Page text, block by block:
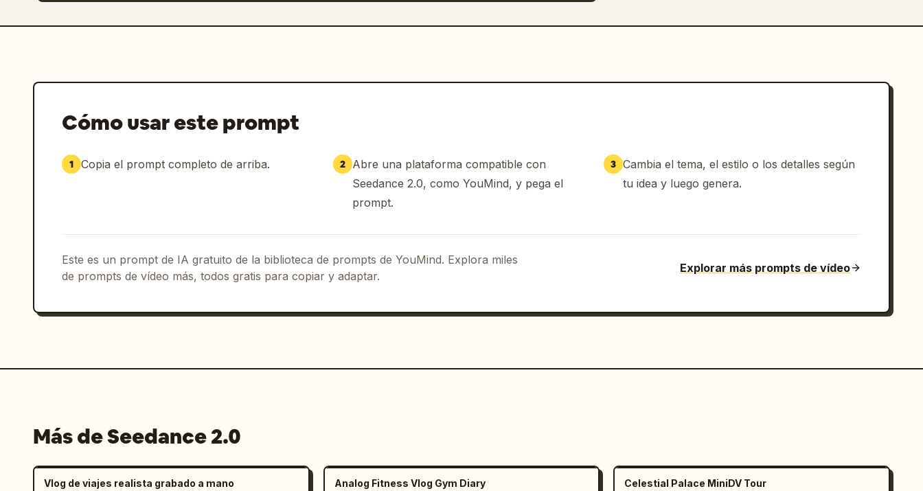
— Mirando hacia atrás sonriendo
— Turistas pasando rápidamente
— Plano de moda en ángulo bajo
— Movimiento rápido de vlog en mano
La guitarra eléctrica se intensifica.
multitudes se difuminan detrás de ella en un timelapse con desenfoque de
「ヤバい、映画みたい！！」
("¡Esto es una locura, parece una película!")
[00:06-00:08]
— Transición de salto y giro
— Tráfico urbano a velocidad acelerada a su alrededor
[00:08-00:10]
Cómo usar este prompt
1 Copia el prompt completo de arriba. 2 Abre una plataforma compatible con
Seedance 2.0, como YouMind, y pega el
prompt.
3 Cambia el tema, el estilo o los detalles según
tu idea y luego genera.
Este es un prompt de IA gratuito de la biblioteca de prompts de YouMind. Explora miles
de prompts de vídeo más, todos gratis para copiar y adaptar.
Explorar más prompts de vídeo
Más de Seedance 2.0
Vlog de viajes realista grabado a mano Analog Fitness Vlog Gym Diary Celestial Palace MiniDV Tour